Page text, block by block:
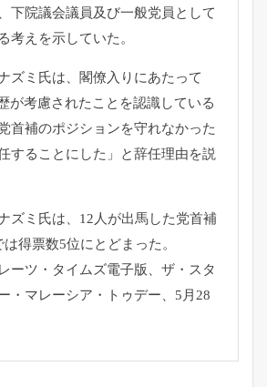
下院議会議員及び一般党員として
考えを示していた。
ズミ氏は、 閣僚入りにあたって
が考慮されたことを認識している
首補のポジションを守れなかった
することにした」と辞任理由を説
ズミ氏は、12人が出馬した党首補
得票数5位にとどまった。
ーツ・タイムズ電子版、ザ・スタ
・マレーシア・トゥデー、5月28